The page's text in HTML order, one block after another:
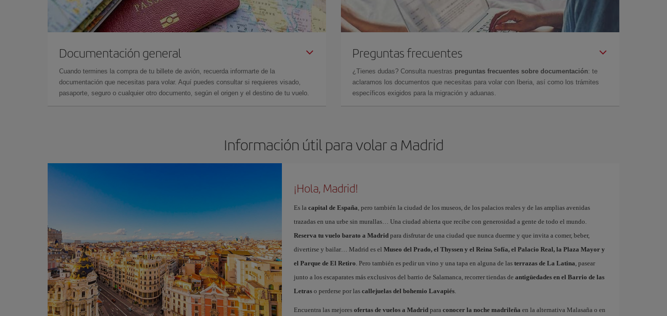
Documentación general
Cuando termines la compra de tu billete de avión, recuerda informarte de la
documentación que necesitas para volar. Aquí puedes consultar si requieres visado,
pasaporte, seguro o cualquier otro documento, según el origen y el destino de tu vuelo.
Preguntas frecuentes
¿Tienes dudas? Consulta nuestras preguntas frecuentes sobre documentación: te
aclaramos los documentos que necesitas para volar con Iberia, así como los trámites
específicos exigidos para la migración y aduanas.
Información útil para volar a Madrid
¡Hola, Madrid!
Es la capital de España, pero también la ciudad de los museos, de los palacios reales y de las amplias avenidas
trazadas en una urbe sin murallas… Una ciudad abierta que recibe con generosidad a gente de todo el mundo.
Reserva tu vuelo barato a Madridpara disfrutar de una ciudad que nunca duerme y que invita a comer, beber,
divertirse y bailar… Madrid es el Museo del Prado, el Thyssen y el Reina Sofía, el Palacio Real, la Plaza Mayor y
el Parque de El Retiro. Pero también es pedir un vino y una tapa en alguna de las terrazas de La Latina, pasear
junto a los escaparates más exclusivos del barrio de Salamanca, recorrer tiendas de antigüedades en el Barrio de las
Letraso perderse por las callejuelas del bohemio Lavapiés.
Encuentra las mejores ofertas de vuelos a Madridpara conocer la noche madrileña en la alternativa Malasaña o en